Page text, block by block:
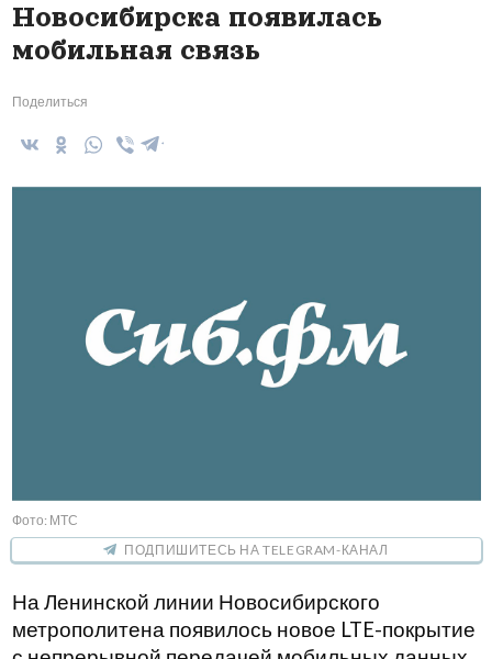
Новосибирска появилась
мобильная связь
Поделиться
Фото: МТС
ПОДПИШИТЕСЬ НА TELEGRAM-КАНАЛ
На Ленинской линии Новосибирского
метрополитена появилось новое LTE-покрытие